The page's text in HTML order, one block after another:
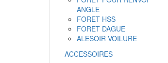
ANGLE
FORET HSS
FORET DAGUE
ALESOIR VOILURE
ACCESSOIRES